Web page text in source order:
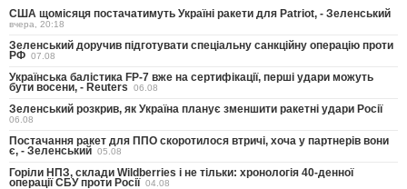
США щомісяця постачатимуть Україні ракети для Patriot, - Зеленський
вчера, 20:18
Зеленський доручив підготувати спеціальну санкційну операцію проти
РФ 07.08
Українська балістика FP-7 вже на сертифікації, перші удари можуть
бути восени, - Reuters 06.08
Зеленський розкрив, як Україна планує зменшити ракетні удари Росії
06.08
Постачання ракет для ППО скоротилося втричі, хоча у партнерів вони
є, - Зеленський 05.08
Горіли НПЗ, склади Wildberries і не тільки: хронологія 40-денної
операції СБУ проти Росії 04.08